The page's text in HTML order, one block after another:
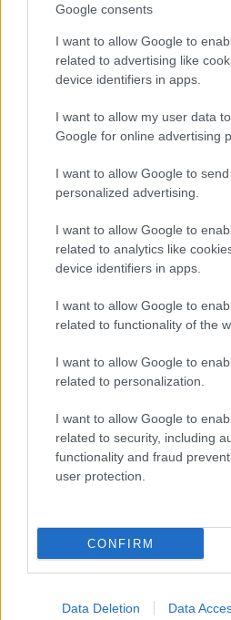
Google consents
I want to allow Google to
related to advertising like
device identifiers in apps.
I want to allow my user data
Google for online advertising
I want to allow Google to
personalized advertising.
I want to allow Google to
related to analytics like
device identifiers in apps.
I want to allow Google to
related to functionality of the
I want to allow Google to
related to personalization.
I want to allow Google to
related to security, including
functionality and fraud
user protection.
CONFIRM
Data Deletion Data
Γεωργίας Γαραντζιώτη
φθινόπωρο, και
να δούμε στη βάση της
μετασταθμεύουν
για συνεκπαιδεύσεις με
α «αόρατα» αμερικανικά
για 12 μαχητικά
πρόσφατα
βάση της Βρετανίας.